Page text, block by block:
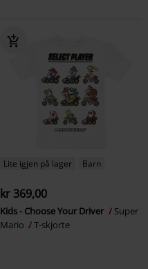
Lite igjen på lager Barn
kr 369,00
Kids - Choose Your Driver
Super
Mario
T-skjorte